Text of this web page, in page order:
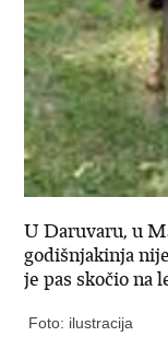
U Daruvaru, u
godišnjakinja
je pas skočio na
Foto: ilustracija